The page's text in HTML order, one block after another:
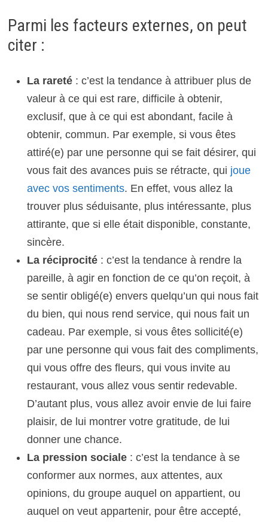
Parmi les facteurs externes, on peut
citer :
La rareté: c’est la tendance à attribuer plus de
valeur à ce qui est rare, difficile à obtenir,
exclusif, que à ce qui est abondant, facile à
obtenir, commun. Par exemple, si vous êtes
attiré(e) par une personne qui se fait désirer, qui
vous fait des avances puis se rétracte, qui joue
avec vos sentiments. En effet, vous allez la
trouver plus séduisante, plus intéressante, plus
attirante, que si elle était disponible, constante,
sincère.
La réciprocité: c’est la tendance à rendre la
pareille, à agir en fonction de ce qu’on reçoit, à
se sentir obligé(e) envers quelqu’un qui nous fait
du bien, qui nous rend service, qui nous fait un
cadeau. Par exemple, si vous êtes sollicité(e)
par une personne qui vous fait des compliments,
qui vous offre des fleurs, qui vous invite au
restaurant, vous allez vous sentir redevable.
D’autant plus, vous allez avoir envie de lui faire
plaisir, de lui montrer votre gratitude, de lui
donner une chance.
La pression sociale: c’est la tendance à se
conformer aux normes, aux attentes, aux
opinions, du groupe auquel on appartient, ou
auquel on veut appartenir, pour être accepté,